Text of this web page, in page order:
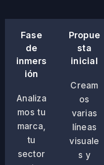
Fase
de
inmers
ión
Analiza
mos tu
marca,
tu
sector
Propue
sta
inicial
Cream
os
varias
líneas
visuale
s y